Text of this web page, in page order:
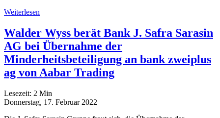
Weiterlesen
Walder Wyss berät Bank J. Safra Sarasin
AG bei Übernahme der
Minderheitsbeteiligung an bank zweiplus
ag von Aabar Trading
Lesezeit: 2 Min
Donnerstag, 17. Februar 2022